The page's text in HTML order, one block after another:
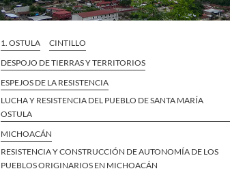
1. OSTULA
CINTILLO
DESPOJO DE TIERRAS Y TERRITORIOS
ESPEJOS DE LA RESISTENCIA
LUCHA Y RESISTENCIA DEL PUEBLO DE SANTA MARÍA
OSTULA
MICHOACÁN
RESISTENCIA Y CONSTRUCCIÓN DE AUTONOMÍA DE LOS
PUEBLOS ORIGINARIOS EN MICHOACÁN